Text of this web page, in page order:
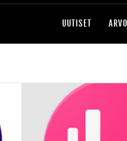
UUTISET
Tässä toukokuun parhaat uudet